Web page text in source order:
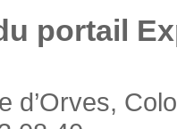
portail
d’Orves,